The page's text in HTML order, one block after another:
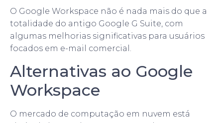
O Google Workspace não é nada mais do que a
totalidade do antigo Google G Suite, com
algumas melhorias significativas para usuários
focados em e-mail comercial.
Alternativas ao Google
Workspace
O mercado de computação em nuvem está